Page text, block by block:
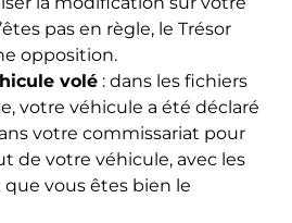
pas en règle, le Trésor
opposition.
volé : dans les fichiers
votre véhicule a été déclaré
votre commissariat pour
de votre véhicule, avec les
vous êtes bien le